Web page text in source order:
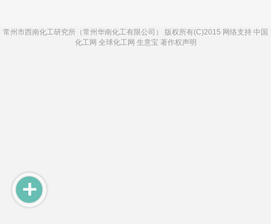
常州市西南化工研究所（常州华南化工有限公司） 版权所有(C)2015 网络支持 中国
化工网 全球化工网 生意宝 著作权声明